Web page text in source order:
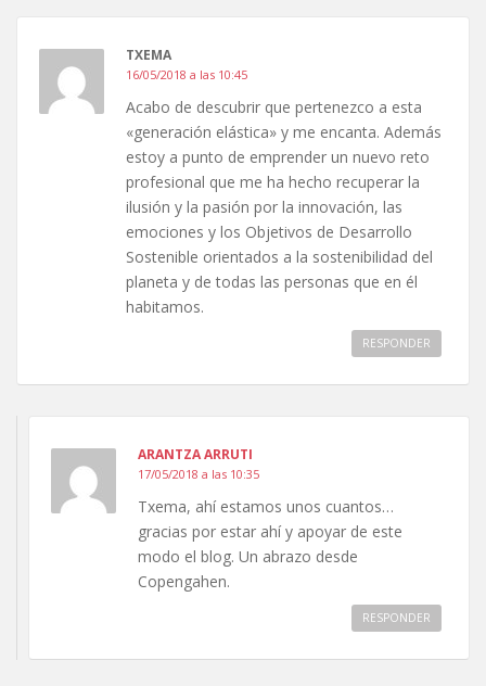
TXEMA
16/05/2018 a las 10:45
Acabo de descubrir que pertenezco a esta
«generación elástica» y me encanta. Además
estoy a punto de emprender un nuevo reto
profesional que me ha hecho recuperar la
ilusión y la pasión por la innovación, las
emociones y los Objetivos de Desarrollo
Sostenible orientados a la sostenibilidad del
planeta y de todas las personas que en él
habitamos.
RESPONDER
ARANTZA ARRUTI
17/05/2018 a las 10:35
Txema, ahí estamos unos cuantos…
gracias por estar ahí y apoyar de este
modo el blog. Un abrazo desde
Copengahen.
RESPONDER